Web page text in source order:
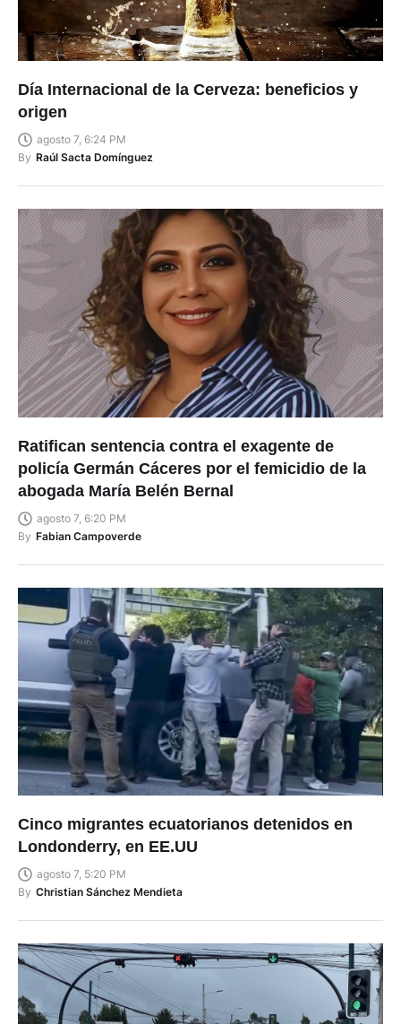
Día Internacional de la Cerveza: beneficios y
origen
agosto 7, 6:24 PM
By Raúl Sacta Domínguez
Ratifican sentencia contra el exagente de
policía Germán Cáceres por el femicidio de la
abogada María Belén Bernal
agosto 7, 6:20 PM
By Fabian Campoverde
Cinco migrantes ecuatorianos detenidos en
Londonderry, en EE.UU
agosto 7, 5:20 PM
By Christian Sánchez Mendieta